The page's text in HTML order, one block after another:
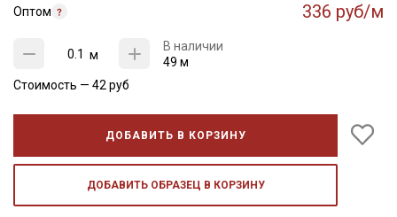
Оптом 336 руб/м
м
В наличии
49 м
Стоимость — 42 руб
ДОБАВИТЬ В КОРЗИНУ
ДОБАВИТЬ ОБРАЗЕЦ В КОРЗИНУ